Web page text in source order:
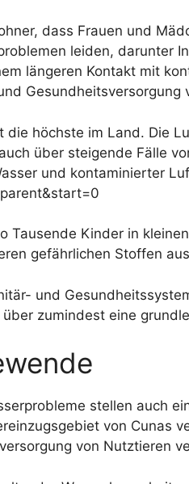
dass Frauen und
leiden, darunter
längeren Kontakt mit
Gesundheitsversorgung
höchste im Land. Die
über steigende Fälle
und kontaminierter
Tausende Kinder in
gefährlichen Stoffen
und
zumindest eine
stellen auch
von Cunas
von Nutztieren